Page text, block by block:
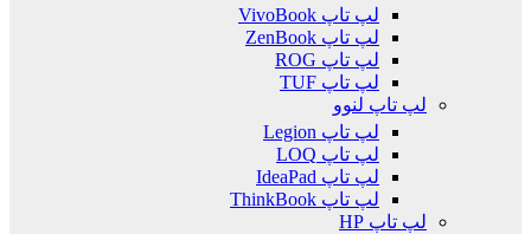
لپ تاپ VivoBook
لپ تاپ ZenBook
لپ تاپ ROG
لپ تاپ TUF
لپ تاپ لنوو
لپ تاپ Legion
لپ تاپ LOQ
لپ تاپ IdeaPad
لپ تاپ ThinkBook
لپ تاپ HP